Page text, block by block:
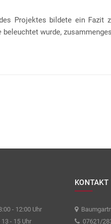
Projektes bildete ein Fazit
beleuchtet wurde,
AD FONTES 2019/20 „MASS“ FÜR DIE
- 12:00 Uhr
13 - 15 Uhr
KONTAKT
07621/